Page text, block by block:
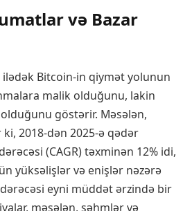
və Bazar
ilədək Bitcoin-in qiymət yolunun
malik olduğunu, lakin
göstərir. Məsələn,
2018-dən 2025-ə qədər
(CAGR) təxminən 12% idi,
yüksəlişlər və enişlər nəzərə
eyni müddət ərzində bir
məsələn, səhmlər və